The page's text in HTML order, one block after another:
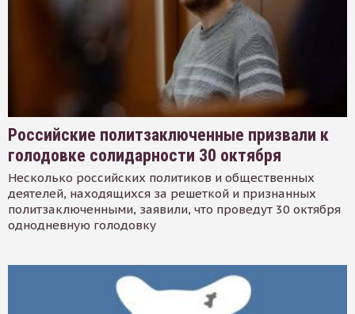
Российские политзаключенные призвали к
голодовке солидарности 30 октября
Несколько российских политиков и общественных
деятелей, находящихся за решеткой и признанных
политзаключенными, заявили, что проведут 30 октября
однодневную голодовку